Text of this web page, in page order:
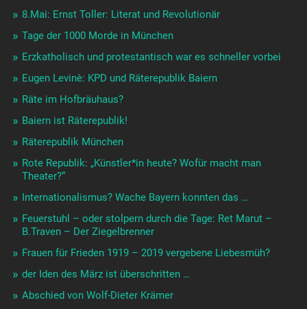
8.Mai: Ernst Toller: Literat und Revolutionär
Tage der 1000 Morde in München
Erzkatholisch und protestantisch war es schneller vorbei
Eugen Levinè: KPD und Räterepublik Baiern
Räte im Hofbräuhaus?
Baiern ist Räterepublik!
Räterepublik München
Rote Republik: „Künstler*in heute? Wofür macht man
Theater?“
Internationalismus? Wache Bayern konnten das …
Feuerstuhl – oder stolpern durch die Tage: Ret Marut –
B.Traven – Der Ziegelbrenner
Frauen für Frieden 1919 – 2019 vergebene Liebesmüh?
der Iden des März ist überschritten …
Abschied von Wolf-Dieter Krämer